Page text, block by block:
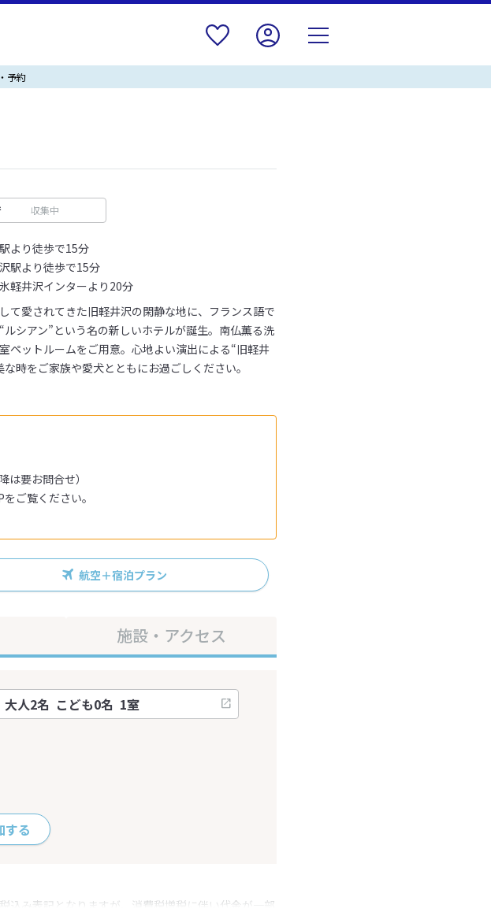
予約
収集中
より徒歩で15分
駅より徒歩で15分
軽井沢インターより20分
要お問合せ）
ご覧ください。
て愛されてきた旧軽井沢の閑静な地に、フランス語で
ルシアン”という名の新しいホテルが誕生。南仏薫る洗
ペットルームをご用意。心地よい演出による“旧軽井
時をご家族や愛犬とともにお過ごしください。
航空＋宿泊プラン
施設・アクセス
する
込み表記となりますが、消費税増税に伴い代金が一部